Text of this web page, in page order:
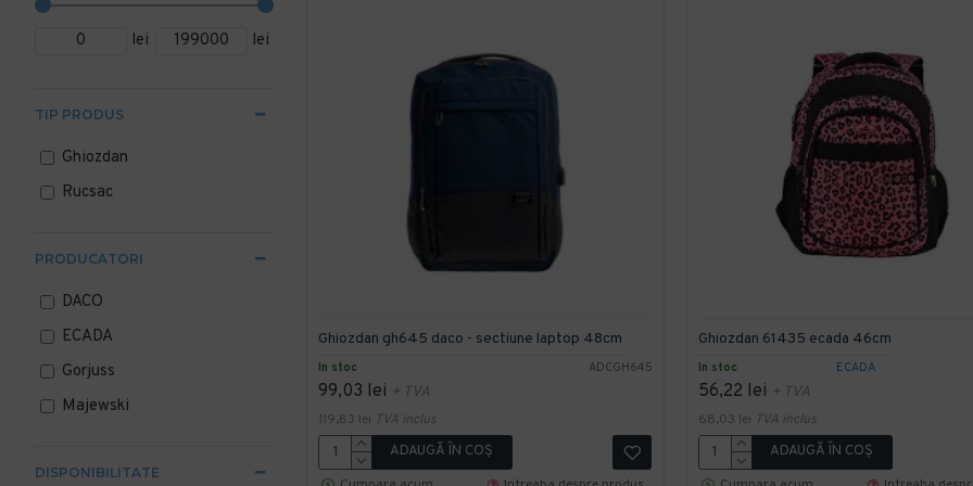
lei lei
PRODUCATORI
DACO
ECADA
Gorjuss
Majewski
TIP PRODUS
Ghiozdan
Rucsac
DISPONIBILITATE
In stoc ADCGH645
Ghiozdan gh645 daco - sectiune laptop 48cm
99,03 lei + TVA
119,83 lei TVA inclus
ADAUGĂ ÎN COŞ
In stoc ECADA
Ghiozdan 61435 ecada 46cm
56,22 lei + TVA
68,03 lei TVA inclus
ADAUGĂ ÎN COŞ